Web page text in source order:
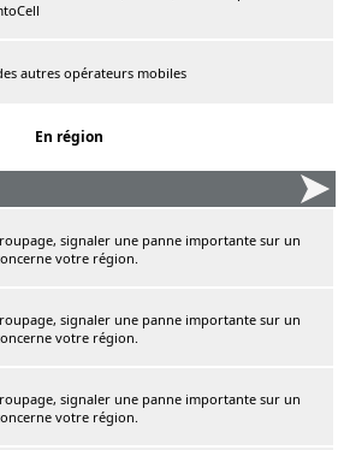
autres opérateurs mobiles
En région
signaler une panne importante sur un
votre région.
signaler une panne importante sur un
votre région.
signaler une panne importante sur un
votre région.